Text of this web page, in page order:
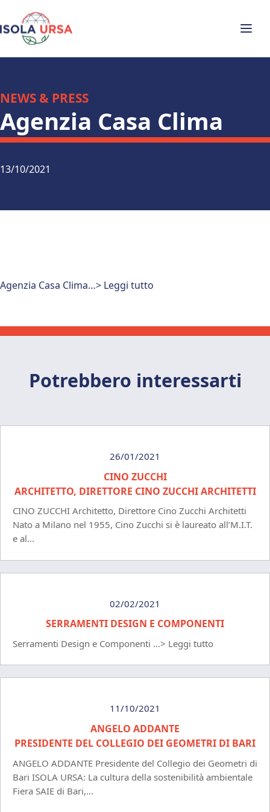
NEWS & PRESS
Agenzia Casa Clima
13/10/2021
Agenzia Casa Clima…> Leggi tutto
Potrebbero interessarti
26/01/2021
CINO ZUCCHI
ARCHITETTO, DIRETTORE CINO ZUCCHI ARCHITETTI
CINO ZUCCHI Architetto, Direttore Cino Zucchi Architetti
Nato a Milano nel 1955, Cino Zucchi si è laureato all’M.I.T.
e al...
02/02/2021
SERRAMENTI DESIGN E COMPONENTI
Serramenti Design e Componenti …> Leggi tutto
11/10/2021
ANGELO ADDANTE
PRESIDENTE DEL COLLEGIO DEI GEOMETRI DI BARI
ANGELO ADDANTE Presidente del Collegio dei Geometri di
Bari ISOLA URSA: La cultura della sostenibilità ambientale
Fiera SAIE di Bari,...